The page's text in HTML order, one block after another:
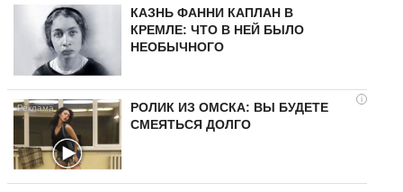
КАЗНЬ ФАННИ КАПЛАН В
КРЕМЛЕ: ЧТО В НЕЙ БЫЛО
НЕОБЫЧНОГО
i
РОЛИК ИЗ ОМСКА: ВЫ БУДЕТЕ
СМЕЯТЬСЯ ДОЛГО